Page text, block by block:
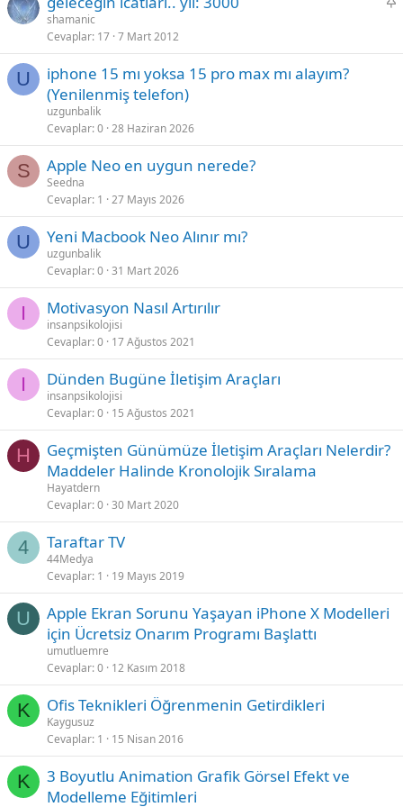
i
shamanic
Cevaplar 17 7 Mart 2012
U
iphone 15 mı yoksa 15 pro max mı alayım?
(Yenilenmiş telefon)
uzgunbalik
Cevaplar 0 28 Haziran 2026
S Apple Neo en uygun nerede?
Seedna
Cevaplar 1 27 Mayıs 2026
U Yeni Macbook Neo Alınır mı?
uzgunbalik
Cevaplar 0 31 Mart 2026
I Motivasyon Nasıl Artırılır
insanpsikolojisi
Cevaplar 0 17 Ağustos 2021
I Dünden Bugüne İletişim Araçları
insanpsikolojisi
Cevaplar 0 15 Ağustos 2021
H
Geçmişten Günümüze İletişim Araçları Nelerdir?
Maddeler Halinde Kronolojik Sıralama
Hayatdern
Cevaplar 0 30 Mart 2020
4 Taraftar TV
44Medya
Cevaplar 1 19 Mayıs 2019
U
Apple Ekran Sorunu Yaşayan iPhone X Modelleri
için Ücretsiz Onarım Programı Başlattı
umutluemre
Cevaplar 0 12 Kasım 2018
K Ofis Teknikleri Öğrenmenin Getirdikleri
Kaygusuz
Cevaplar 1 15 Nisan 2016
K
3 Boyutlu Animation Grafik Görsel Efekt ve
Modelleme Eğitimleri